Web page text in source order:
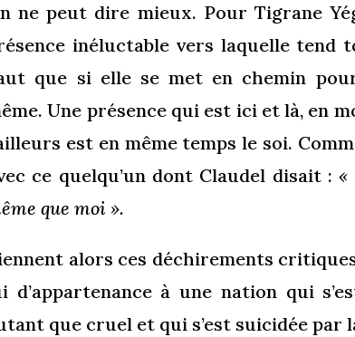
ne peut dire mieux. Pour Tigrane
inéluctable vers laquelle tend
que si elle se met en chemin
Une présence qui est ici et là, en
est en même temps le soi.
ce quelqu’un dont Claudel disait :«
que moi ».
alors ces déchirements
d’appartenance à une nation qui
que cruel et qui s’est suicidée par